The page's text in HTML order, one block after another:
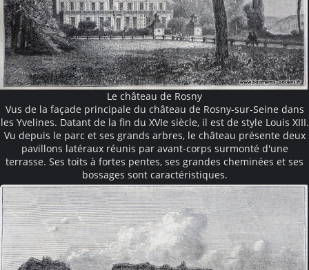
Le château de Rosny
Vus de la façade principale du château de Rosny-sur-Seine dans
les Yvelines. Datant de la fin du XVIe siècle, il est de style Louis XIII.
Vu depuis le parc et ses grands arbres, le château présente deux
pavillons latéraux réunis par avant-corps surmonté d'une
terrasse. Ses toits à fortes pentes, ses grandes cheminées et ses
bossages sont caractéristiques.